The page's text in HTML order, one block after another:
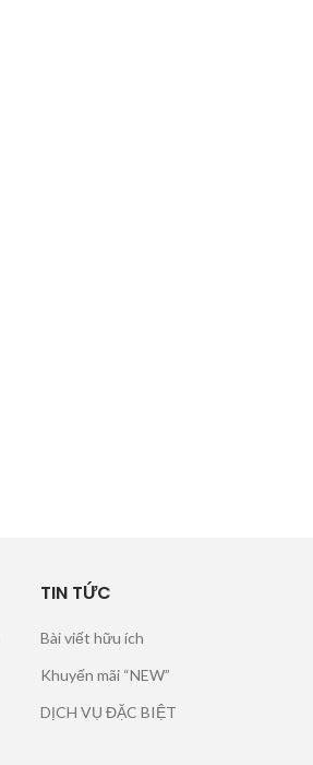
TIN TỨC
Bài viết hữu ích
Khuyến mãi “NEW”
DỊCH VỤ ĐẶC BIỆT